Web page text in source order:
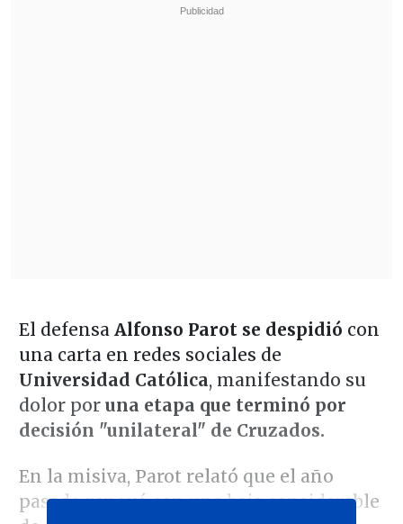
El defensa Alfonso Parot se despidió con
una carta en redes sociales de
Universidad Católica, manifestando su
dolor por una etapa que terminó por
decisión "unilateral" de Cruzados.
En la misiva, Parot relató que el año
pasado renovó con una baja considerable